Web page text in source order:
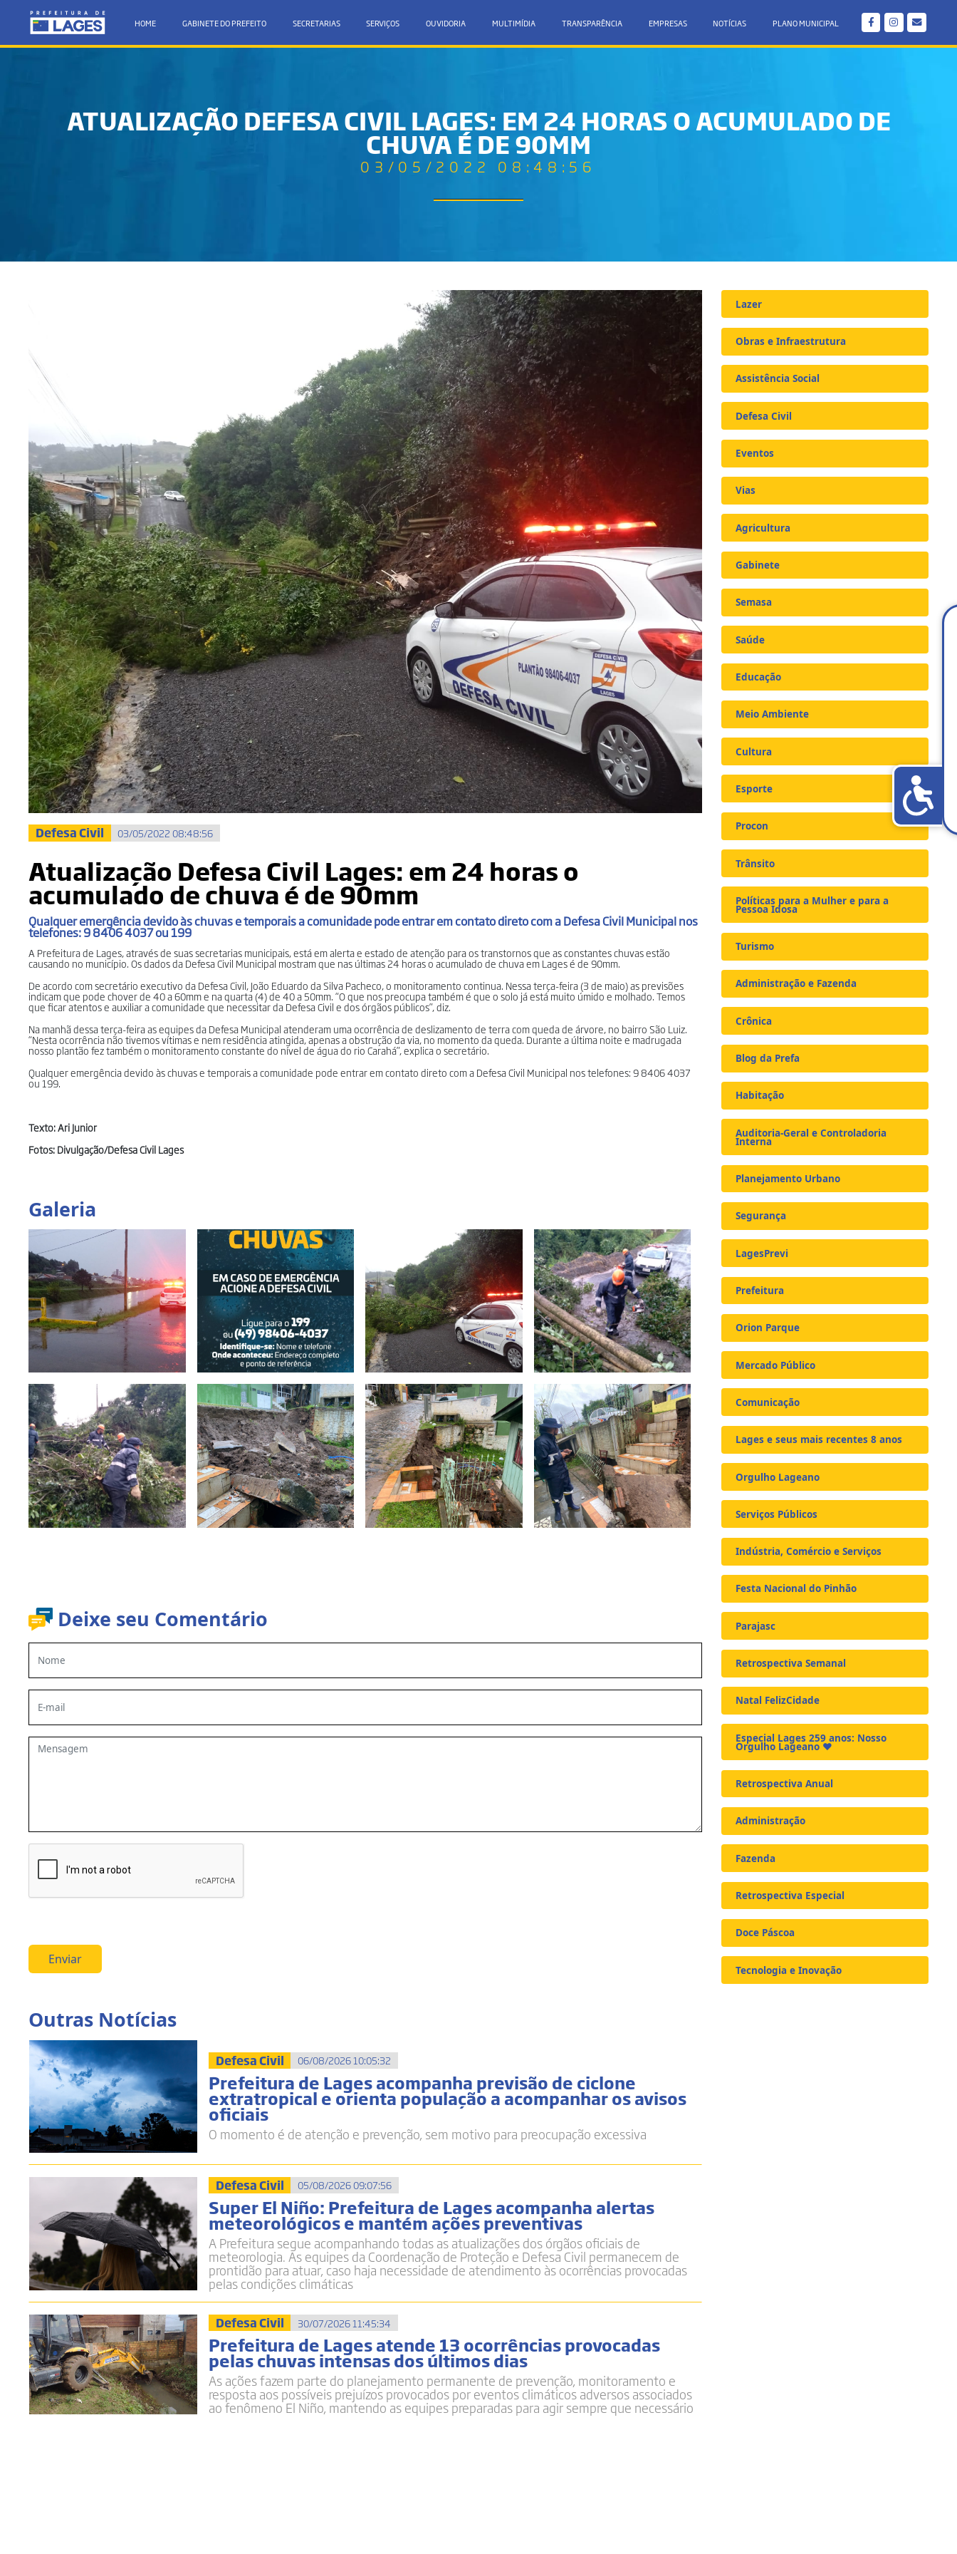
HOME GABINETE DO PREFEITO SECRETARIAS SERVIÇOS OUVIDORIA MULTIMÍDIA TRANSPARÊNCIA EMPRESAS NOTÍCIAS PLANO MUNICIPAL
ATUALIZAÇÃO DEFESA CIVIL LAGES: EM 24 HORAS O ACUMULADO DE
CHUVA É DE 90MM
03/05/2022 08:48:56
Defesa Civil 03/05/2022 08:48:56
Atualização Defesa Civil Lages: em 24 horas o
acumulado de chuva é de 90mm
Qualquer emergência devido às chuvas e temporais a comunidade pode entrar em contato direto com a Defesa Civil Municipal nos
telefones: 9 8406 4037 ou 199
A Prefeitura de Lages, através de suas secretarias municipais, está em alerta e estado de atenção para os transtornos que as constantes chuvas estão
causando no município. Os dados da Defesa Civil Municipal mostram que nas últimas 24 horas o acumulado de chuva em Lages é de 90mm.
De acordo com secretário executivo da Defesa Civil, João Eduardo da Silva Pacheco, o monitoramento continua. Nessa terça-feira (3 de maio) as previsões
indicam que pode chover de 40 a 60mm e na quarta (4) de 40 a 50mm. “O que nos preocupa também é que o solo já está muito úmido e molhado. Temos
que ficar atentos e auxiliar a comunidade que necessitar da Defesa Civil e dos órgãos públicos”, diz.
Na manhã dessa terça-feira as equipes da Defesa Municipal atenderam uma ocorrência de deslizamento de terra com queda de árvore, no bairro São Luiz.
“Nesta ocorrência não tivemos vítimas e nem residência atingida, apenas a obstrução da via, no momento da queda. Durante a última noite e madrugada
nosso plantão fez também o monitoramento constante do nível de água do rio Carahá”, explica o secretário.
Qualquer emergência devido às chuvas e temporais a comunidade pode entrar em contato direto com a Defesa Civil Municipal nos telefones: 9 8406 4037
ou 199.
Texto: Ari Junior
Fotos: Divulgação/Defesa Civil Lages
Galeria
Deixe seu Comentário
Enviar
Outras Notícias
Defesa Civil 06/08/2026 10:05:32
Prefeitura de Lages acompanha previsão de ciclone
extratropical e orienta população a acompanhar os avisos
oficiais
O momento é de atenção e prevenção, sem motivo para preocupação excessiva
Defesa Civil 05/08/2026 09:07:56
Super El Niño: Prefeitura de Lages acompanha alertas
meteorológicos e mantém ações preventivas
A Prefeitura segue acompanhando todas as atualizações dos órgãos oficiais de
meteorologia. As equipes da Coordenação de Proteção e Defesa Civil permanecem de
prontidão para atuar, caso haja necessidade de atendimento às ocorrências provocadas
pelas condições climáticas
Defesa Civil 30/07/2026 11:45:34
Prefeitura de Lages atende 13 ocorrências provocadas
pelas chuvas intensas dos últimos dias
As ações fazem parte do planejamento permanente de prevenção, monitoramento e
resposta aos possíveis prejuízos provocados por eventos climáticos adversos associados
ao fenômeno El Niño, mantendo as equipes preparadas para agir sempre que necessário
Lazer
Obras e Infraestrutura
Assistência Social
Defesa Civil
Eventos
Vias
Agricultura
Gabinete
Semasa
Saúde
Educação
Meio Ambiente
Cultura
Esporte
Procon
Trânsito
Políticas para a Mulher e para a
Pessoa Idosa
Turismo
Administração e Fazenda
Crônica
Blog da Prefa
Habitação
Auditoria-Geral e Controladoria
Interna
Planejamento Urbano
Segurança
LagesPrevi
Prefeitura
Orion Parque
Mercado Público
Comunicação
Lages e seus mais recentes 8 anos
Orgulho Lageano
Serviços Públicos
Indústria, Comércio e Serviços
Festa Nacional do Pinhão
Parajasc
Retrospectiva Semanal
Natal FelizCidade
Especial Lages 259 anos: Nosso
Orgulho Lageano ❤️
Retrospectiva Anual
Administração
Fazenda
Retrospectiva Especial
Doce Páscoa
Tecnologia e Inovação